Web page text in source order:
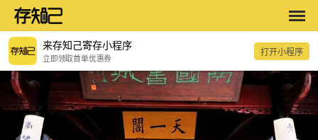
来存知己寄存小程序
立即领取首单优惠券
打开小程序